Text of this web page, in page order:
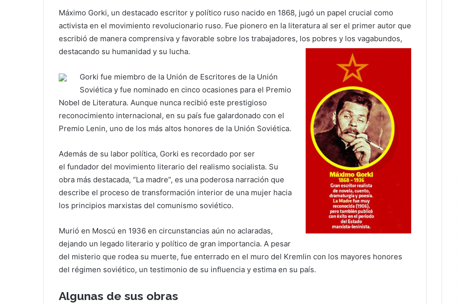
Máximo Gorki, un destacado escritor y político ruso nacido en 1868, jugó un papel crucial como
activista en el movimiento revolucionario ruso. Fue pionero en la literatura al ser el primer autor que
escribió de manera comprensiva y favorable sobre los trabajadores, los pobres y los vagabundos,
destacando su humanidad y su lucha.
Gorki fue miembro de la Unión de Escritores de la Unión
Soviética y fue nominado en cinco ocasiones para el Premio
Nobel de Literatura. Aunque nunca recibió este prestigioso
reconocimiento internacional, en su país fue galardonado con el
Premio Lenin, uno de los más altos honores de la Unión Soviética.
Además de su labor política, Gorki es recordado por ser
el fundador del movimiento literario del realismo socialista. Su
obra más destacada, “La madre”, es una poderosa narración que
describe el proceso de transformación interior de una mujer hacia
los principios marxistas del comunismo soviético.
Murió en Moscú en 1936 en circunstancias aún no aclaradas,
dejando un legado literario y político de gran importancia. A pesar
del misterio que rodea su muerte, fue enterrado en el muro del Kremlin con los mayores honores
del régimen soviético, un testimonio de su influencia y estima en su país.
Algunas de sus obras